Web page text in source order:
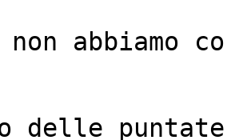
abbiamo
delle